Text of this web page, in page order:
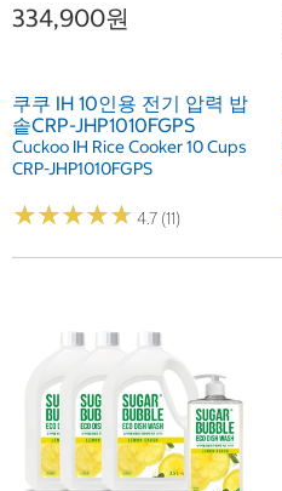
334,900원
쿠쿠 IH 10인용 전기 압력 밥
솥CRP-JHP1010FGPS
Cuckoo IH Rice Cooker 10 Cups
CRP-JHP1010FGPS
★★★★★
★★★★★ 4.7 (11)